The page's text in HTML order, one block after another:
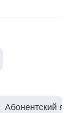
Абонентский